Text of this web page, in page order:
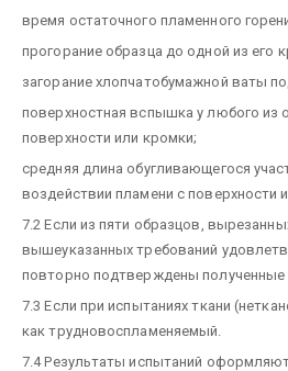
время остаточного пламенного
прогорание образца до одной из его
загорание хлопчатобумажной ваты
поверхностная вспышка у любого из
поверхности или кромки;
средняя длина обугливающегося
воздействии пламени с поверхности
7.2 Если из пяти образцов,
вышеуказанных требований
повторно подтверждены полученные
7.3 Если при испытаниях ткани
как трудновоспламеняемый.
7.4 Результаты испытаний